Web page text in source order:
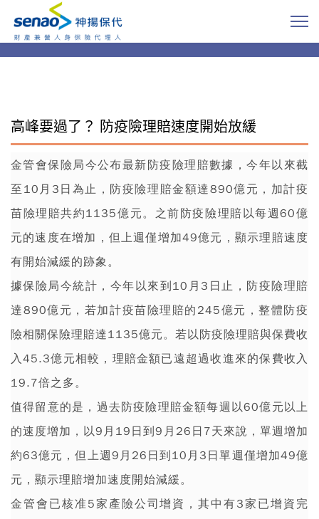
高峰要過了？ 防疫險理賠速度開始放緩
金管會保險局今公布最新 防疫險理賠數據，今年以來截
至10月3日為止，防疫險理賠金額達890億元，加計疫
苗險理賠共約1135億元。之前防疫險理賠以每週60億
元的速度在增加，但上週僅增加49億元，顯示理賠速度
有開始減緩的跡象。
據保險局今統計，今年以來到10月3日止，防疫險理賠
達890億元，若加計疫苗險理賠的245億元，整體防疫
險相關保險理賠達1135億元。若以防疫險理賠與保費收
入45.3億元相較，理賠金額已遠超過收進來的保費收入
19.7倍之多。
值得留意的是，過去防疫險理賠金額每週以60億元以上
的速度增加，以9月19日到9月26日7天來說，單週增加
約63億元，但上週9月26日到10月3日單週僅增加49億
元，顯示理賠增加速度開始減緩。
金管會已核准5家產險公司增資 ，其中有3家已增資完